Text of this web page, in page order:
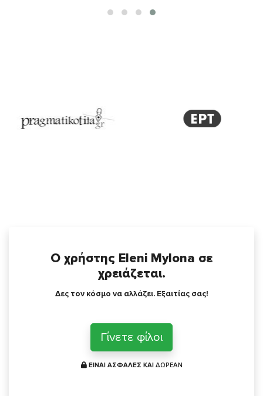
Ο χρήστης Eleni Mylona σε
χρειάζεται.
Δες τον κόσμο να αλλάζει. Εξαιτίας σας!
Γίνετε φίλοι
ΕΙΝΑΙ ΑΣΦΑΛΕΣ ΚΑΙ ΔΩΡΕΑΝ